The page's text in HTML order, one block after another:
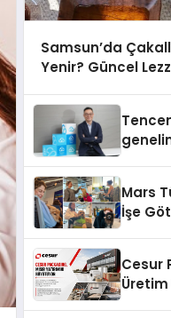
Samsun’da
Yenir? Güncel
Mars
İşe
Cesur